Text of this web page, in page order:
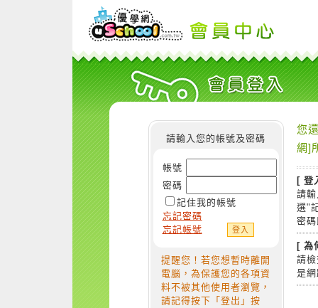
請輸入您的帳號及密碼
帳號
密碼
記住我的帳號
忘記密碼
忘記帳號
提醒您！若您想暫時離開
電腦，為保護您的各項資
料不被其他使用者瀏覽，
請記得按下「登出」按
您
網]
[ 登
請
選"
密
[ 為
請
是